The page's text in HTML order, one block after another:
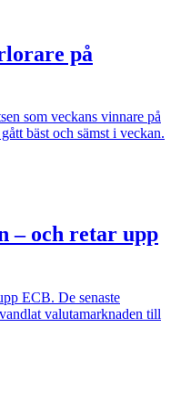
på
som veckans vinnare på
bäst och sämst i veckan.
– och retar upp
ECB. De senaste
valutamarknaden till